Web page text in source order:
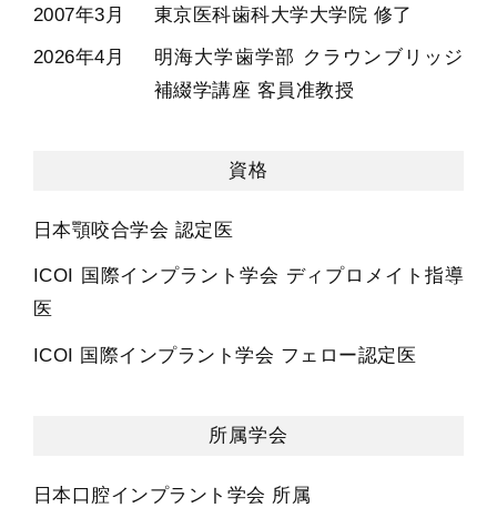
2007年3月
東京医科歯科大学大学院 修了
2026年4月
明海大学歯学部 クラウンブリッジ
補綴学講座 客員准教授
資格
日本顎咬合学会 認定医
ICOI 国際インプラント学会 ディプロメイト指導
医
ICOI 国際インプラント学会 フェロー認定医
所属学会
日本口腔インプラント学会 所属